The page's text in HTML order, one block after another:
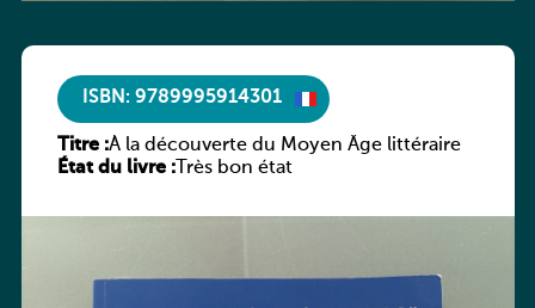
ISBN: 9789995914301
Titre :À la découverte du Moyen Âge littéraire
État du livre :Très bon état